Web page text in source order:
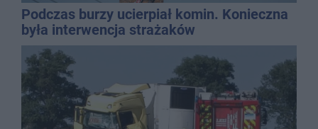
Podczas burzy ucierpiał komin. Konieczna
była interwencja strażaków